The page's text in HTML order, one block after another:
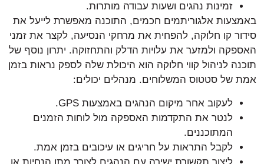
זמינות נהגים ושעות עבודה מותרות.
באמצעות אלגוריתמים חכמים, התוכנה מאפשרת לייעל את
סידור קו חלוקה, להפחית את מרחקי הנסיעה, לקצר את זמני
האספקה ולמזער את עלויות הדלק והתחזוקה. יתרון נוסף של
תוכנה לניהול קווי חלוקה הוא היכולת שלה לספק נראות בזמן
אמת של סטטוס המשלוחים. מנהלים יכולים:
לעקוב אחר מיקום הנהגים באמצעות GPS.
לנטר את התקדמות האספקה מול לוחות הזמנים
המתוכננים.
לקבל התראות על חריגים או עיכובים בזמן אמת.